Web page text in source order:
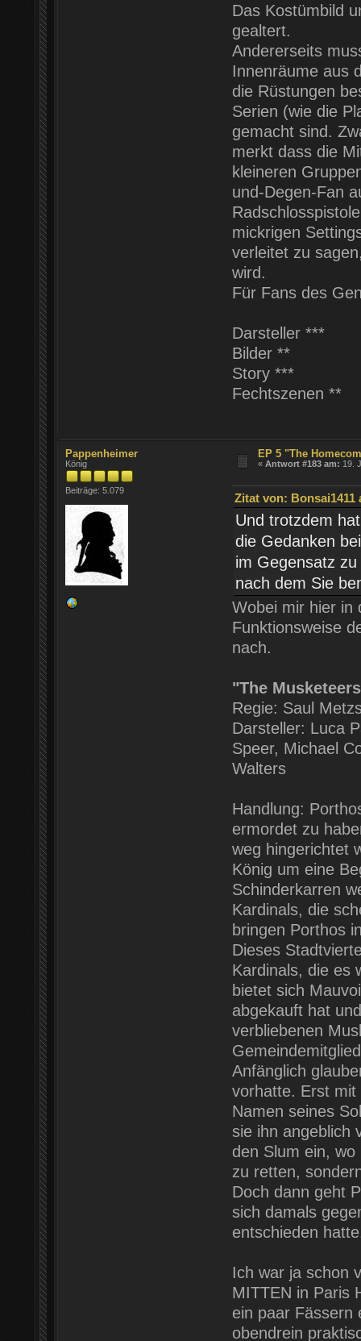
Das Kostümbild
gealtert.
Andererseits
Innenräume aus
die Rüstungen
Serien (wie die
gemacht sind.
merkt dass die
kleineren
und-Degen-Fan
mickrigen
verleitet zu
wird.
Für Fans des
Darsteller ***
Bilder **
Story ***
Fechtszenen **
Pappenheimer
König
Beiträge: 5.079
EP 5 "The
«Antwort #183 am: 19.
Zitat von: Bonsai1411
Und trotzdem
die Gedanken
im Gegensatz
nach dem Sie
Wobei mir hier in
Funktionsweise
nach.
"The
Regie: Saul
Darsteller: Luca
Speer, Michael
Walters
Handlung:
ermordet zu
weg hingerichtet
König um eine
Schinderkarren
Kardinals, die
bringen Porthos
Dieses
Kardinals, die es
bietet sich
abgekauft hat
verbliebenen
Anfänglich
vorhatte. Erst mit
Namen seines
sie ihn angeblich
den Slum ein,
zu retten,
Doch dann geht
sich damals
entschieden
Ich war ja schon
MITTEN in Paris
ein paar Fässern
obendrein